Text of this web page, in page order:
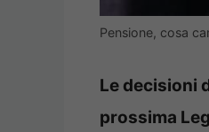
Pensione, cosa
Le decisioni
prossima